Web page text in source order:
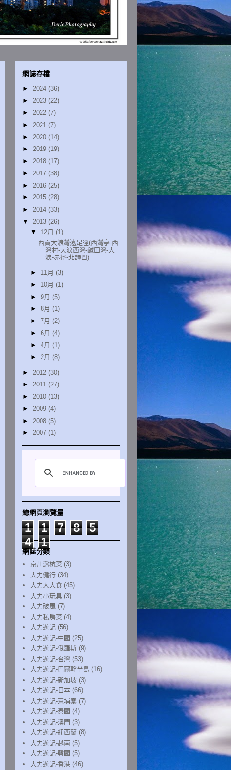
網誌存檔
► 2024 (36)
► 2023 (22)
► 2022 (7)
► 2021 (7)
► 2020 (14)
► 2019 (19)
► 2018 (17)
► 2017 (38)
► 2016 (25)
► 2015 (28)
► 2014 (33)
▼ 2013 (26)
▼ 12月 (1)
西貢大浪灣遠足徑(西灣亭-西
灣村-大浪西灣-鹹田灣-大
浪-赤徑-北譚凹)
► 11月 (3)
► 10月 (1)
► 9月 (5)
► 8月 (1)
► 7月 (2)
► 6月 (4)
► 4月 (1)
► 2月 (8)
► 2012 (30)
► 2011 (27)
► 2010 (13)
► 2009 (4)
► 2008 (5)
► 2007 (1)
總網頁瀏覽量
1 1 7 8
5
4
1
網誌分類
京川滬杭菜 (3)
大力健行 (34)
大力大大食 (45)
大力小玩具 (3)
大力破風 (7)
大力私房菜 (4)
大力遊記 (56)
大力遊記-中國 (25)
大力遊記-俄羅斯 (9)
大力遊記-台灣 (53)
大力遊記-巴爾幹半島 (16)
大力遊記-新加坡 (3)
大力遊記-日本 (66)
大力遊記-柬埔寨 (7)
大力遊記-泰國 (4)
大力遊記-澳門 (3)
大力遊記-紐西蘭 (8)
大力遊記-越南 (5)
大力遊記-韓國 (5)
大力遊記-香港 (46)